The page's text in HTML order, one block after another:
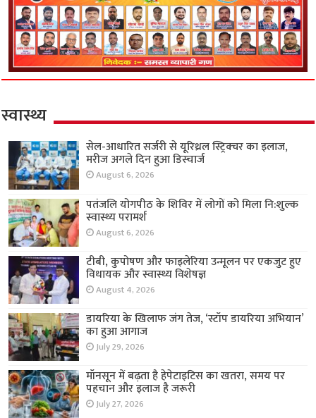
स्वास्थ्य
सेल-आधारित सर्जरी से यूरिथ्रल स्ट्रिक्चर का इलाज,
मरीज अगले दिन हुआ डिस्चार्ज
August 6, 2026
पतंजलि योगपीठ के शिविर में लोगों को मिला नि:शुल्क
स्वास्थ्य परामर्श
August 6, 2026
टीबी, कुपोषण और फाइलेरिया उन्मूलन पर एकजुट हुए
विधायक और स्वास्थ्य विशेषज्ञ
August 4, 2026
डायरिया के खिलाफ जंग तेज, ‘स्टॉप डायरिया अभियान’
का हुआ आगाज
July 29, 2026
मॉनसून में बढ़ता है हेपेटाइटिस का खतरा, समय पर
पहचान और इलाज है जरूरी
July 27, 2026